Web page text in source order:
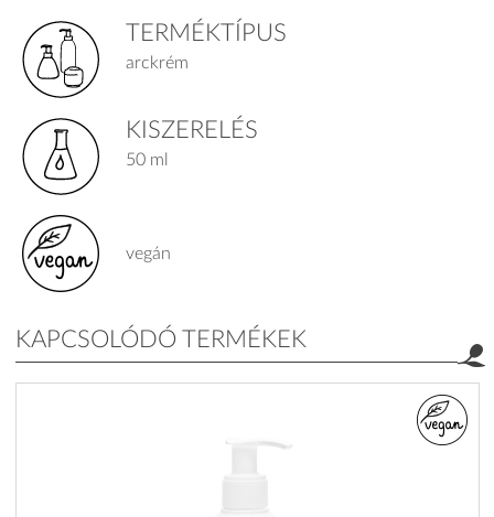
TERMÉKTÍPUS
arckrém
KISZERELÉS
50 ml
vegán
KAPCSOLÓDÓ TERMÉKEK